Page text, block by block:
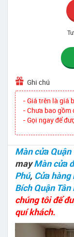
Ghi chú
- Giá trên là giá
- Chưa bao gồm
- Gọi ngay để
Màn cửa Quận
mayMàn cửa
Phú, Cửa
Bích Quận Tân
chúng tôi để
quí khách.